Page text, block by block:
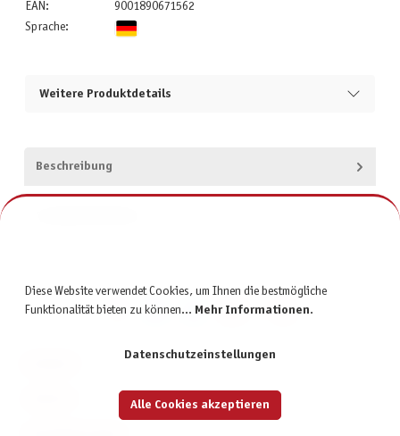
EAN:
9001890671562
Sprache:
Weitere Produktdetails
Beschreibung
Diese Website verwendet Cookies, um Ihnen die bestmögliche
Funktionalität bieten zu können... Mehr Informationen.
Datenschutzeinstellungen
Alle Cookies akzeptieren